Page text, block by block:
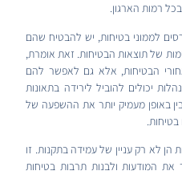
רמות הארגון.
לממוני בטיחות, יש להבטיח שהם
של תוצאות הבטיחות. זאת אומרת,
הבטיחות, אלא גם לאפשר להם
יכולים להוביל לירידה בתאונות
באופן מעמיק יותר את ההשפעה של
בטיחות.
הן לא רק עניין של עמידה בתקנות. זו
המודעות ולבנות תרבות בטיחות